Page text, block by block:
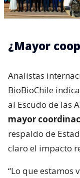
¿Mayor
Analistas
BioBioChile
al Escudo de las
mayor
respaldo de
claro el impacto
“Lo que estamos